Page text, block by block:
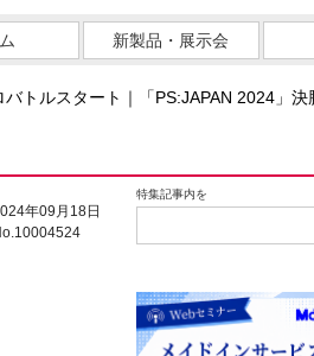
新製品・展示会
トルスタート｜「PS:JAPAN 2024」決
特集記事内を
年09月18日